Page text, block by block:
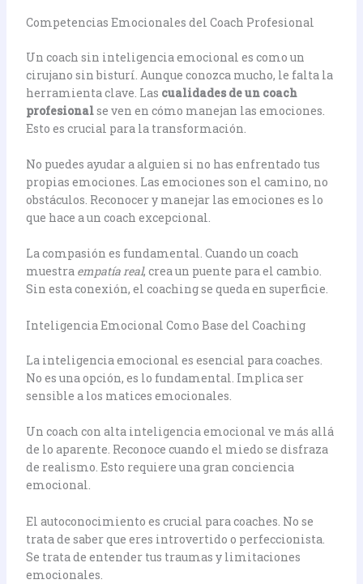
Competencias Emocionales del Coach Profesional
Un coach sin inteligencia emocional es como un
cirujano sin bisturí. Aunque conozca mucho, le falta la
herramienta clave. Las cualidades de un coach
profesionalse ven en cómo manejan las emociones.
Esto es crucial para la transformación.
No puedes ayudar a alguien si no has enfrentado tus
propias emociones. Las emociones son el camino, no
obstáculos. Reconocer y manejar las emociones es lo
que hace a un coach excepcional.
La compasión es fundamental. Cuando un coach
muestra empatía real, crea un puente para el cambio.
Sin esta conexión, el coaching se queda en superficie.
Inteligencia Emocional Como Base del Coaching
La inteligencia emocional es esencial para coaches.
No es una opción, es lo fundamental. Implica ser
sensible a los matices emocionales.
Un coach con alta inteligencia emocional ve más allá
de lo aparente. Reconoce cuando el miedo se disfraza
de realismo. Esto requiere una gran conciencia
emocional.
El autoconocimiento es crucial para coaches. No se
trata de saber que eres introvertido o perfeccionista.
Se trata de entender tus traumas y limitaciones
emocionales.